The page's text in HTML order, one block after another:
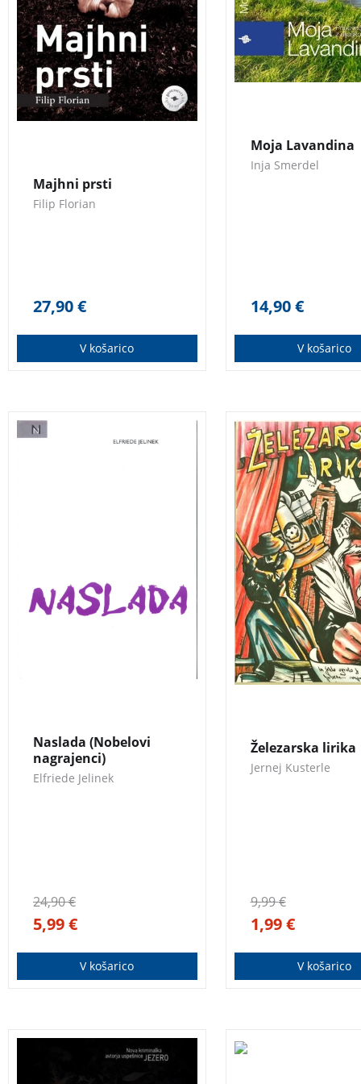
sodne medicine.
Majhni prsti
Filip Florian
27,90€
V košarico
Moja Lavandina
Inja Smerdel
14,90€
V košarico
Knjiga iz prestižne zbirke
Naslada (Nobelovi
nagrajenci)
Elfriede Jelinek
24,90€
5,99€
V košarico
Železarska lirika
pesmi
avtorjev različnih
generacij, ki so na
Jesenicah pustili
pomemben pečat.
Železarska lirika
Jernej Kusterle
9,99€
1,99€
V košarico
2. del serije o Tarasu Birsi.